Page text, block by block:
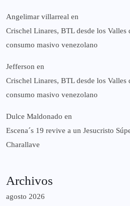
Angelimar villarreal en
Crischel Linares, BTL desde los
consumo masivo venezolano
Jefferson en
Crischel Linares, BTL desde los
consumo masivo venezolano
Dulce Maldonado en
Escena´s 19 revive a un Jesucristo
Charallave
Archivos
agosto 2026